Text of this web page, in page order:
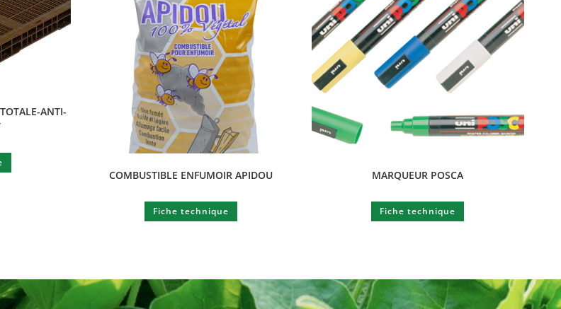
ANTI-
COMBUSTIBLE ENFUMOIR APIDOU
Fiche technique
MARQUEUR POSCA
Fiche technique